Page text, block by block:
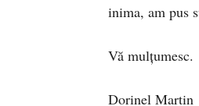
inima, am pus
Vă mulţumesc.
Dorinel Martin